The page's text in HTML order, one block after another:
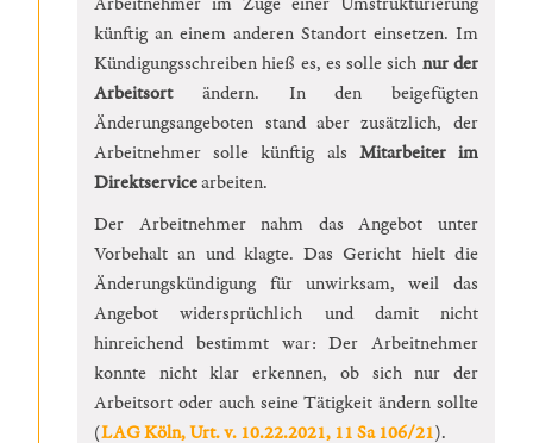
künftig an einem anderen Standort einsetzen. Im
Kündigungsschreiben hieß es, es solle sich nur der
Arbeitsortändern. In den beigefügten
Änderungsangeboten stand aber zusätzlich, der
Arbeitnehmer solle künftig als Mitarbeiter im
Direktservicearbeiten.
Der Arbeitnehmer nahm das Angebot unter
Vorbehalt an und klagte. Das Gericht hielt die
Änderungskündigung für unwirksam, weil das
Angebot widersprüchlich und damit nicht
hinreichend bestimmt war: Der Arbeitnehmer
konnte nicht klar erkennen, ob sich nur der
Arbeitsort oder auch seine Tätigkeit ändern sollte
(LAG Köln, Urt. v. 10.22.2021, 11 Sa 106/21).